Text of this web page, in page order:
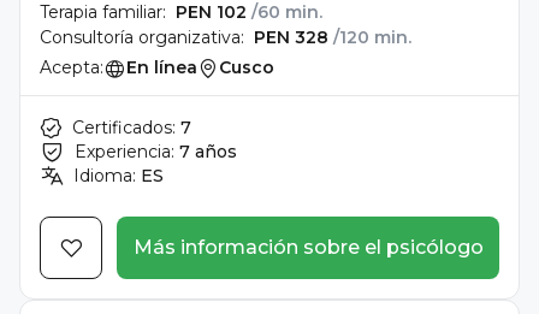
Terapia familiar: PEN 102 /60 min.
Consultoría organizativa: PEN 328 /120 min.
Acepta:
En línea Cusco
Certificados: 7
Experiencia: 7 años
Idioma: ES
Más información sobre el psicólogo